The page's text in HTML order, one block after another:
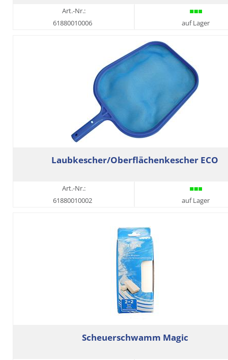
Art.-Nr.:
61880010006
auf Lager
Laubkescher/Oberflächenkescher ECO
Art.-Nr.:
61880010002
auf Lager
Scheuerschwamm Magic